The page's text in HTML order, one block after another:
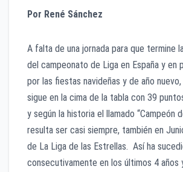
Por René Sánchez
A falta de una jornada para que termine
del campeonato de Liga en España y en
por las fiestas navideñas y de año
sigue en la cima de la tabla con 39
y según la historia el llamado “Campeón
resulta ser casi siempre, también en
de La Liga de las Estrellas. Así ha
consecutivamente en los últimos 4 años